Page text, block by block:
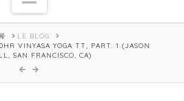
HOMELE BLOG
VINYASA YOGA TT, PART. 1 (JASON
SAN FRANCISCO, CA)